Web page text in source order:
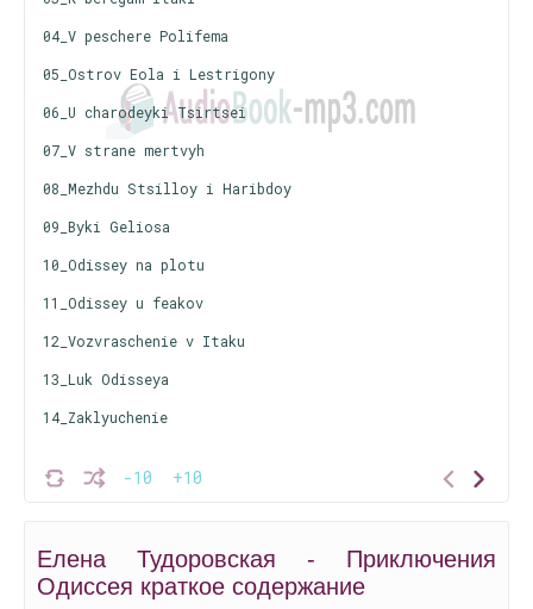
-10 +10
04_V peschere Polifema
05_Ostrov Eola i Lestrigony
06_U charodeyki Tsirtsei
07_V strane mertvyh
08_Mezhdu Stsilloy i Haribdoy
09_Byki Geliosa
10_Odissey na plotu
11_Odissey u feakov
12_Vozvraschenie v Itaku
13_Luk Odisseya
14_Zaklyuchenie
Елена Тудоровская - Приключения
Одиссея краткое содержание